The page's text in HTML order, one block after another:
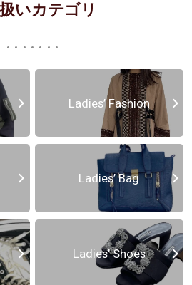
いカテゴリ
Ladies’ Fashion
Ladies’ Bag
Ladies’ Shoes